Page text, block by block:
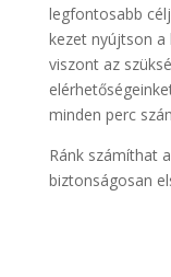
legfontosabb
kezet nyújtson a
viszont az
minden perc
Ránk számíthat
biztonságosan